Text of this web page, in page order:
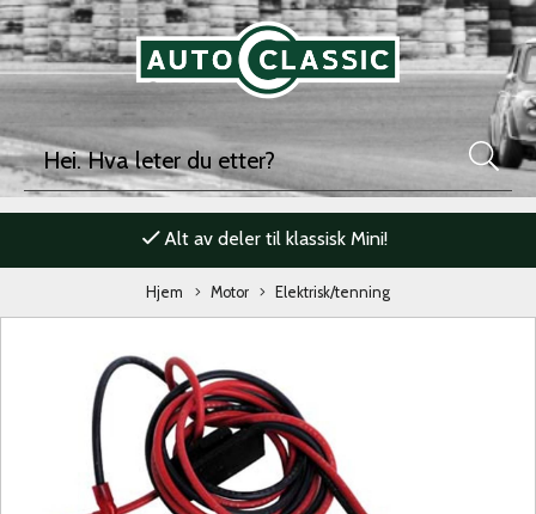
Alt av deler til klassisk Mini!
Hjem Motor Elektrisk/tenning